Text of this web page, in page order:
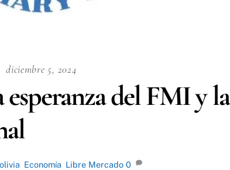
diciembre 5, 2024
del FMI y la
Economía Libre Mercado 0